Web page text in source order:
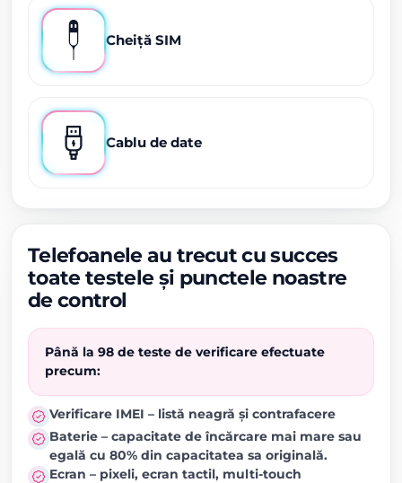
Cheiță SIM
Cablu de date
Telefoanele au trecut cu succes
toate testele și punctele noastre
de control
Până la 98 de teste de verificare efectuate
precum:
Verificare IMEI – listă neagră și contrafacere
Baterie – capacitate de încărcare mai mare sau
egală cu 80% din capacitatea sa originală.
Ecran – pixeli, ecran tactil, multi-touch